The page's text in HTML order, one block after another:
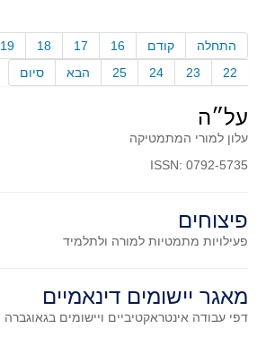
משולשים
דמיון
המעגל פיצוחים
גאומטריית המרחב
גאומטריה אנליטית
שונות
יצירה
הסטוריה
כתב עת על"ה - עלון למורי המתמטיקה
התחלה
קודם 16
17
18
19
22
23
24
25 הבא סיום
על״ה
עלון למורי המתמטיקה
ISSN: 0792-5735
פיצוחים
פעילויות מתמטיות למורה ולתלמיד
מאגר יישומים דינאמיים
דפי עבודה אינטראקטיביים ויישומים בגאוגברה